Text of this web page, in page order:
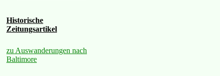
Historische
Zeitungsartikel
zu Auswanderungen nach
Baltimore